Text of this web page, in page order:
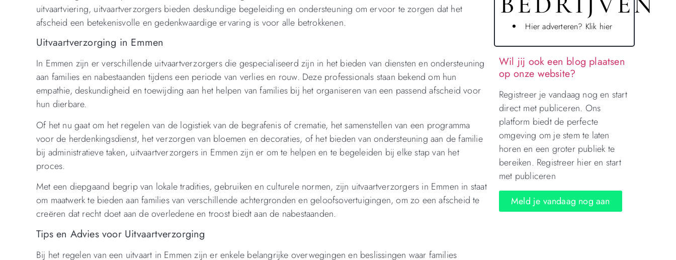
uitvaartviering, uitvaartverzorgers bieden deskundige begeleiding en ondersteuning om ervoor te zorgen dat het
afscheid een betekenisvolle en gedenkwaardige ervaring is voor alle betrokkenen.
Uitvaartverzorging in Emmen
In Emmen zijn er verschillende uitvaartverzorgers die gespecialiseerd zijn in het bieden van diensten en ondersteuning
aan families en nabestaanden tijdens een periode van verlies en rouw. Deze professionals staan bekend om hun
empathie, deskundigheid en toewijding aan het helpen van families bij het organiseren van een passend afscheid voor
hun dierbare.
Of het nu gaat om het regelen van de logistiek van de begrafenis of crematie, het samenstellen van een programma
voor de herdenkingsdienst, het verzorgen van bloemen en decoraties, of het bieden van ondersteuning aan de familie
bij administratieve taken, uitvaartverzorgers in Emmen zijn er om te helpen en te begeleiden bij elke stap van het
proces.
Met een diepgaand begrip van lokale tradities, gebruiken en culturele normen, zijn uitvaartverzorgers in Emmen in staat
om maatwerk te bieden aan families van verschillende achtergronden en geloofsovertuigingen, om zo een afscheid te
creëren dat recht doet aan de overledene en troost biedt aan de nabestaanden.
Tips en Advies voor Uitvaartverzorging
Bij het regelen van een uitvaart in Emmen zijn er enkele belangrijke overwegingen en beslissingen waar families
Hier adverteren? Klik hier
Wil jij ook een blog plaatsen
op onze website?
Registreer je vandaag nog en start
direct met publiceren. Ons
platform biedt de perfecte
omgeving om je stem te laten
horen en een groter publiek te
bereiken. Registreer hier en start
met publiceren
Meld je vandaag nog aan